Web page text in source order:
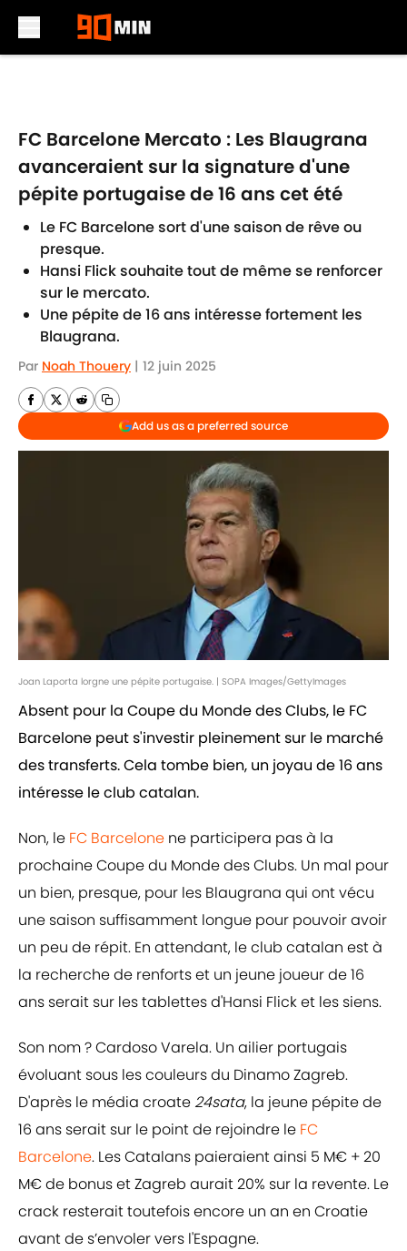
FC Barcelone Mercato : Les Blaugrana
avanceraient sur la signature d'une
pépite portugaise de 16 ans cet été
Le FC Barcelone sort d'une saison de rêve ou
presque.
Hansi Flick souhaite tout de même se renforcer
sur le mercato.
Une pépite de 16 ans intéresse fortement les
Blaugrana.
Par Noah Thouery | 12 juin 2025
Add us as a preferred source
Joan Laporta lorgne une pépite portugaise. | SOPA Images/GettyImages
Absent pour la Coupe du Monde des Clubs, le FC
Barcelone peut s'investir pleinement sur le marché
des transferts. Cela tombe bien, un joyau de 16 ans
intéresse le club catalan.
Non, le FC Barcelone ne participera pas à la
prochaine Coupe du Monde des Clubs. Un mal pour
un bien, presque, pour les Blaugrana qui ont vécu
une saison suffisamment longue pour pouvoir avoir
un peu de répit. En attendant, le club catalan est à
la recherche de renforts et un jeune joueur de 16
ans serait sur les tablettes d'Hansi Flick et les siens.
Son nom ? Cardoso Varela. Un ailier portugais
évoluant sous les couleurs du Dinamo Zagreb.
D'après le média croate 24sata, la jeune pépite de
16 ans serait sur le point de rejoindre le FC
Barcelone. Les Catalans paieraient ainsi 5 M€ + 20
M€ de bonus et Zagreb aurait 20% sur la revente. Le
crack resterait toutefois encore un an en Croatie
avant de s’envoler vers l'Espagne.